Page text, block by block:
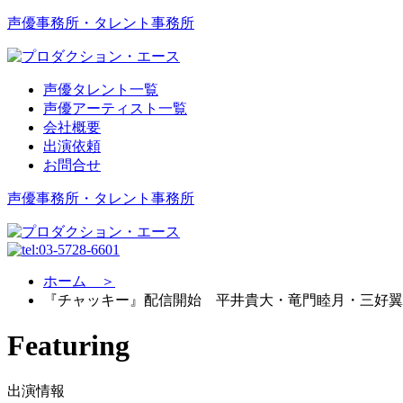
声優事務所・タレント事務所
声優タレント一覧
声優アーティスト一覧
会社概要
出演依頼
お問合せ
声優事務所・タレント事務所
ホーム ＞
『チャッキー』配信開始 平井貴大・竜門睦月・三好
Featuring
出演情報